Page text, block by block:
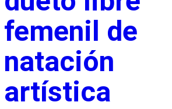
femenil de
natación
artística